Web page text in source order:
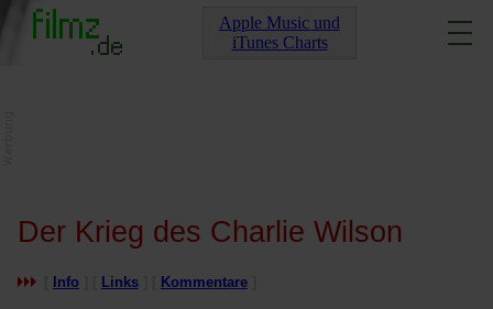
Apple Music und
iTunes Charts
Der Krieg des Charlie Wilson
Info Links Kommentare